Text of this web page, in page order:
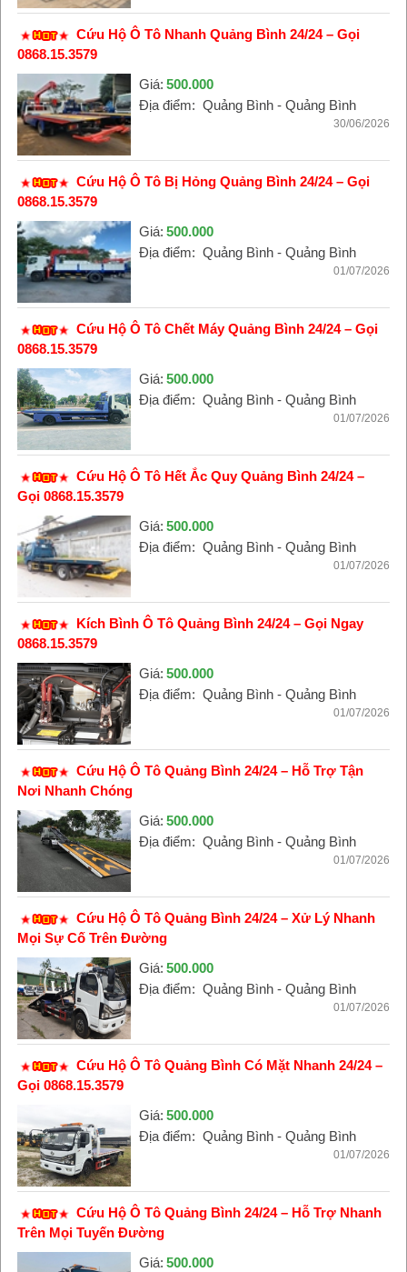
Cứu Hộ Ô Tô Nhanh Quảng Bình 24/24 – Gọi
0868.15.3579
Giá: 500.000
Địa điểm: Quảng Bình - Quảng Bình
30/06/2026
Cứu Hộ Ô Tô Bị Hỏng Quảng Bình 24/24 – Gọi
0868.15.3579
Giá: 500.000
Địa điểm: Quảng Bình - Quảng Bình
01/07/2026
Cứu Hộ Ô Tô Chết Máy Quảng Bình 24/24 – Gọi
0868.15.3579
Giá: 500.000
Địa điểm: Quảng Bình - Quảng Bình
01/07/2026
Cứu Hộ Ô Tô Hết Ắc Quy Quảng Bình 24/24 –
Gọi 0868.15.3579
Giá: 500.000
Địa điểm: Quảng Bình - Quảng Bình
01/07/2026
Kích Bình Ô Tô Quảng Bình 24/24 – Gọi Ngay
0868.15.3579
Giá: 500.000
Địa điểm: Quảng Bình - Quảng Bình
01/07/2026
Cứu Hộ Ô Tô Quảng Bình 24/24 – Hỗ Trợ Tận
Nơi Nhanh Chóng
Giá: 500.000
Địa điểm: Quảng Bình - Quảng Bình
01/07/2026
Cứu Hộ Ô Tô Quảng Bình 24/24 – Xử Lý Nhanh
Mọi Sự Cố Trên Đường
Giá: 500.000
Địa điểm: Quảng Bình - Quảng Bình
01/07/2026
Cứu Hộ Ô Tô Quảng Bình Có Mặt Nhanh 24/24 –
Gọi 0868.15.3579
Giá: 500.000
Địa điểm: Quảng Bình - Quảng Bình
01/07/2026
Cứu Hộ Ô Tô Quảng Bình 24/24 – Hỗ Trợ Nhanh
Trên Mọi Tuyến Đường
Giá: 500.000